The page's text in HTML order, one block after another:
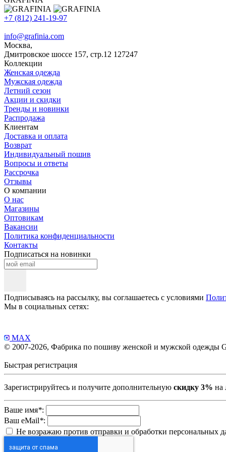
+7 (812) 241-19-97
info@grafinia.com
Москва,
Дмитровское шоссе 157, стр.12 127247
Коллекции
Женская одежда
Мужская одежда
Летний сезон
Акции и скидки
Тренды и новинки
Распродажа
Клиентам
Доставка и оплата
Возврат
Индивидуальный пошив
Вопросы и ответы
Рассрочка
Отзывы
О компании
О нас
Магазины
Оптовикам
Вакансии
Политика конфиденциальности
Контакты
Подписаться на новинки
Подписываясь на рассылку, вы соглашаетесь с условиями
Мы в социальных сетях:
MAX
© 2007-2026, Фабрика по пошиву женской и мужской одежды
Быстрая регистрация
Зарегистрируйтесь и получите дополнительную скидку 3% на
Ваше имя*:
Ваш eMail*:
Не возражаю против отправки и обработки персональных